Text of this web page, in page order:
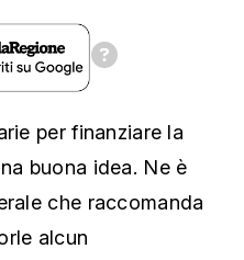
per finanziare la
buona idea. Ne è
che raccomanda
alcun